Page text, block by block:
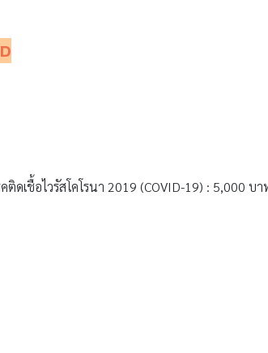
ดเชื้อไวรัสโคโรนา 2019 (COVID-19) : 5,000 บ